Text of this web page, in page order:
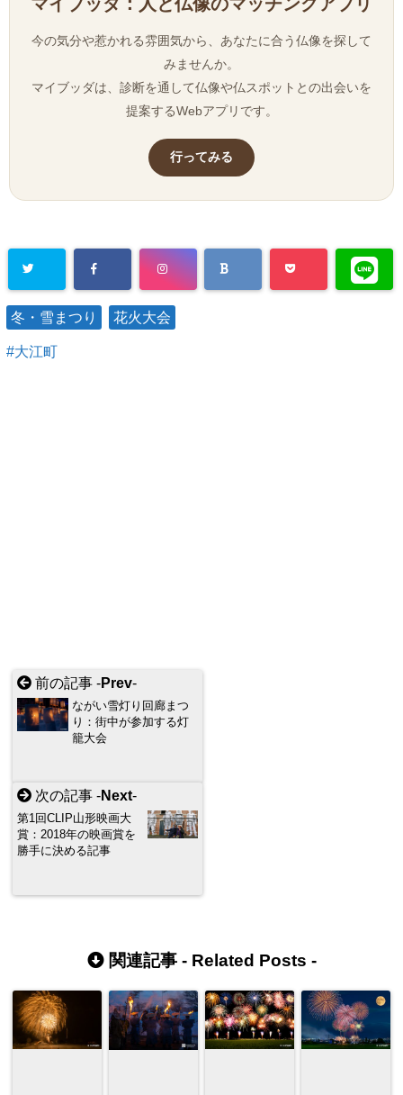
今の気分や惹かれる雰囲気から、あなたに合う仏像を探して
みませんか。
マイブッダは、診断を通して仏像や仏スポットとの出会いを
提案するWebアプリです。
行ってみる
冬・雪まつり 花火大会
大江町
前の記事 -Prev-
ながい雪灯り回廊まつ
り：街中が参加する灯
籠大会
次の記事 -Next-
第1回CLIP山形映画大
賞：2018年の映画賞を
勝手に決める記事
関連記事 - Related Posts -